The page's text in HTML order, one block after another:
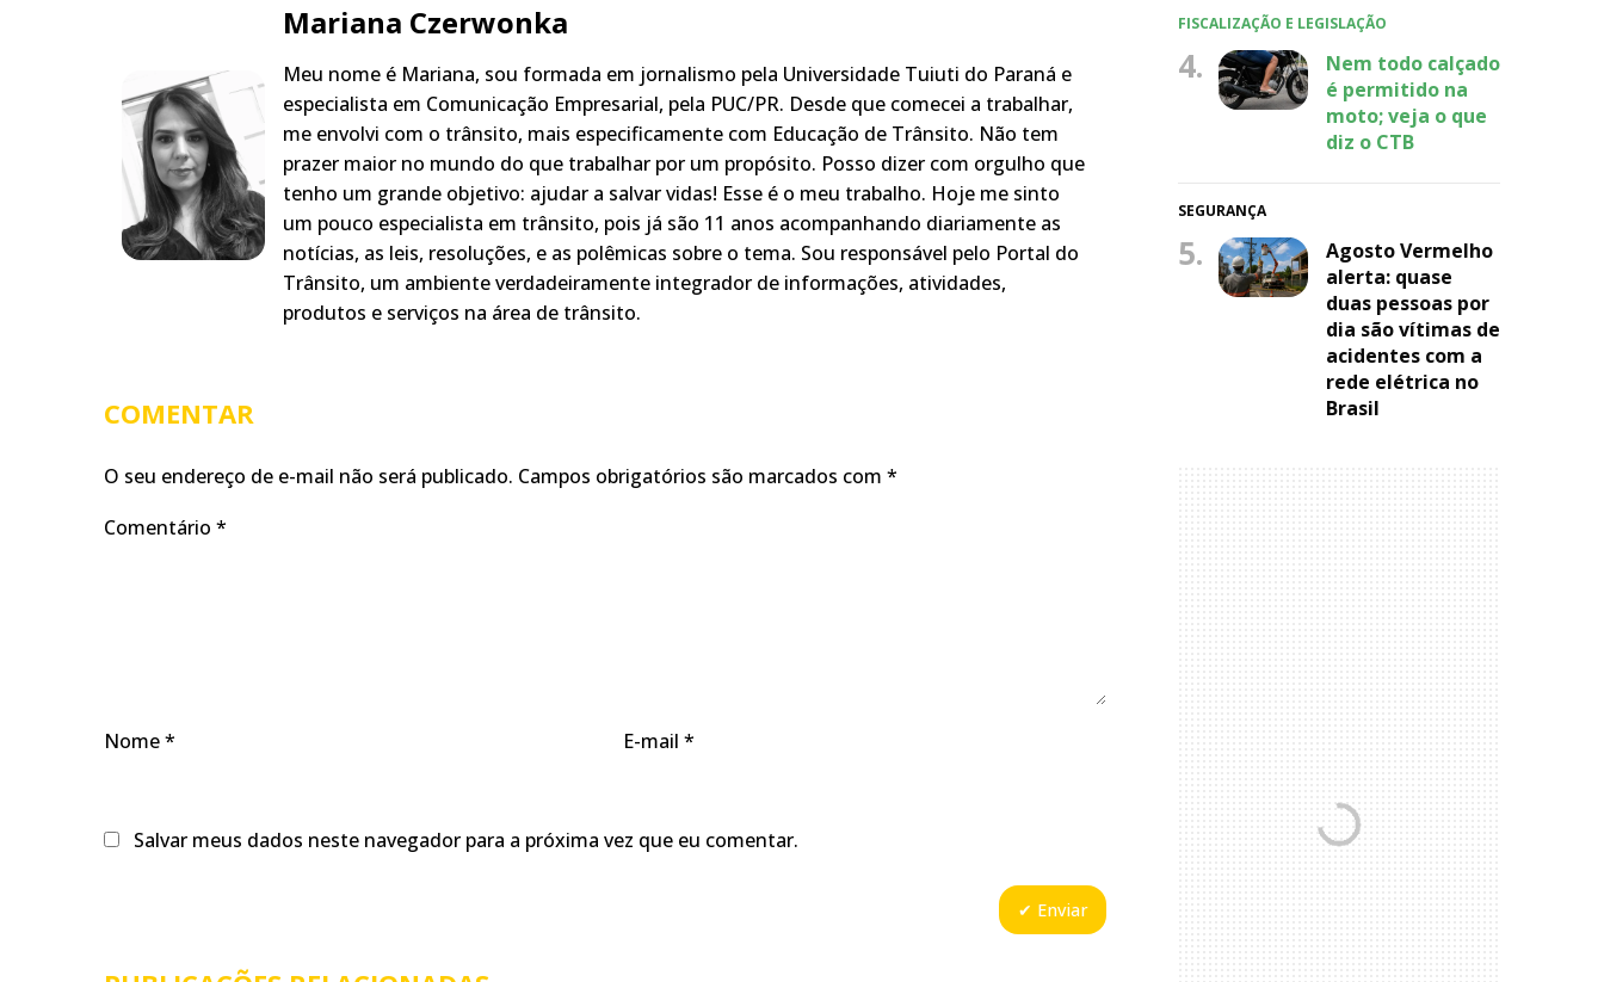
Mariana Czerwonka
Meu nome é Mariana, sou formada em jornalismo pela Universidade Tuiuti do Paraná e
especialista em Comunicação Empresarial, pela PUC/PR. Desde que comecei a trabalhar,
me envolvi com o trânsito, mais especificamente com Educação de Trânsito. Não tem
prazer maior no mundo do que trabalhar por um propósito. Posso dizer com orgulho que
tenho um grande objetivo: ajudar a salvar vidas! Esse é o meu trabalho. Hoje me sinto
um pouco especialista em trânsito, pois já são 11 anos acompanhando diariamente as
notícias, as leis, resoluções, e as polêmicas sobre o tema. Sou responsável pelo Portal do
Trânsito, um ambiente verdadeiramente integrador de informações, atividades,
produtos e serviços na área de trânsito.
COMENTAR
O seu endereço de e-mail não será publicado. Campos obrigatórios são marcados com *
Comentário *
Nome* E-mail *
Salvar meus dados neste navegador para a próxima vez que eu comentar.
FISCALIZAÇÃO E LEGISLAÇÃO
4.
Nem todo calçado
é permitido na
moto; veja o que
diz o CTB
SEGURANÇA
5.
Agosto Vermelho
alerta: quase
duas pessoas por
dia são vítimas de
acidentes com a
rede elétrica no
Brasil